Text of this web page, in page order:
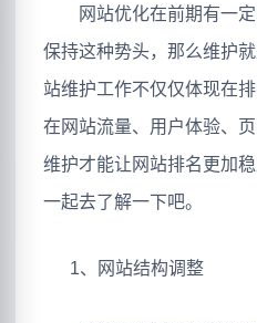
网站优化在前期有一定
保持这种势头，那么维护
站维护工作不仅仅体现在
在网站流量、用户体验、
维护才能让网站排名更加
一起去了解一下吧。
1、网站结构调整